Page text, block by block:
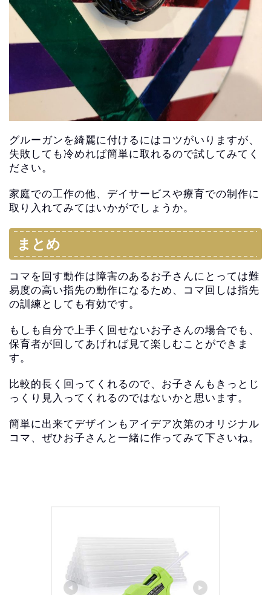
グルーガンを綺麗に付けるにはコツがいりますが、
失敗しても冷めれば簡単に取れるので試してみてく
ださい。
家庭での工作の他、 デイサービスや療育での制作に
取り入れてみてはいかがでしょうか。
まとめ
コマを回す動作は障害のあるお子さんにとっては難
易度の高い指先の動作になるため、コマ回しは指先
の訓練としても有効です。
もしも自分で上手く回せないお子さんの場合でも、
保育者が回してあげれば見て楽しむことができま
す。
比較的長く回ってくれるので、 お子さんもきっとじ
っくり見入ってくれるのではないかと思います。
簡単に出来てデザインもアイデア次第のオリジナル
コマ、 ぜひお子さんと一緒に作ってみて下さいね。